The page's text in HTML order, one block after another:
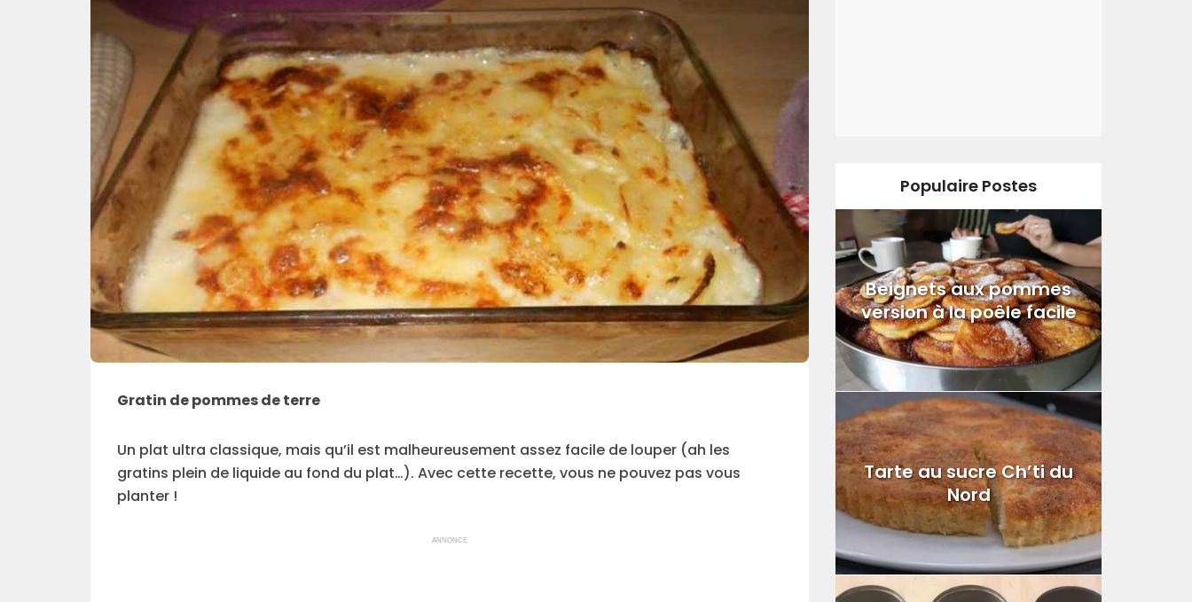
Gratin de pommes de terre
Un plat ultra classique, mais qu’il est malheureusement assez facile de louper (ah les
gratins plein de liquide au fond du plat…). Avec cette recette, vous ne pouvez pas vous
planter !
ANNONCE
Populaire Postes
Beignets aux pommes
version à la poêle facile
Tarte au sucre Ch’ti du
Nord